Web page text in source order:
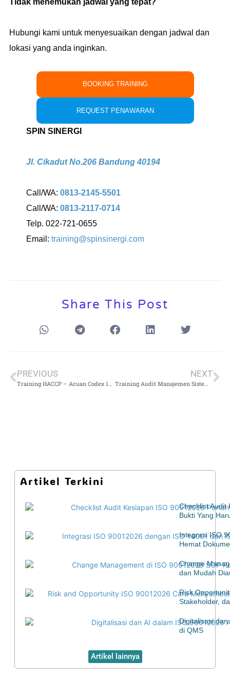
Hubungi kami untuk menyesuaikan dengan jadwal dan
lokasi yang anda inginkan.
BOOKING TRAINING
REQUEST PENAWARAN
SPIN SINERGI
Jl. Cikadut No.206 Bandung 40194
Call/WA: 0813-2145-5501
Call/WA: 0813-2117-0714
Telp. 022-721-0655
Email: training@spinsinergi.com
Share This Post
PREVIOUS
Training HACCP – Acuan Codex 1969 Revised 2022 FAO WHO 2023
NEXT
Training Audit Manajemen Sistem ISO 19011 : 2018
Artikel Terkini
Checklist Audit
Bukti Yang
Integrasi ISO
Hemat
Change
dan Mudah
Risk
Stakeholder,
Digitalisasi
di QMS
Artikel lainnya